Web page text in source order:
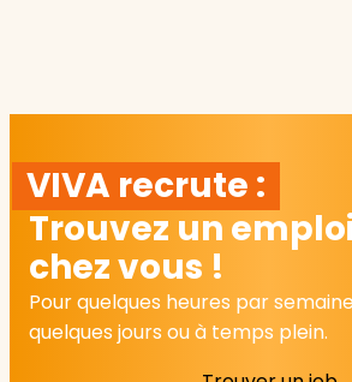
VIVA recrute :
Trouvez un
chez vous !
Pour quelques heures par
quelques jours ou à temps plein.